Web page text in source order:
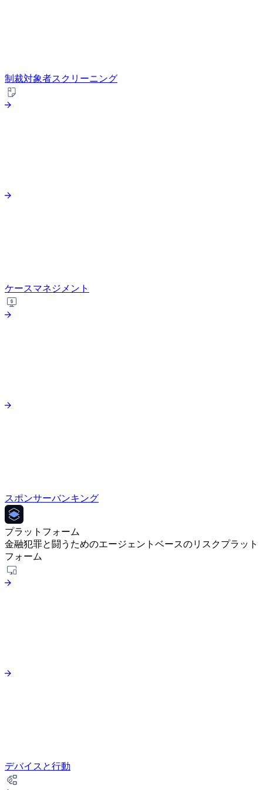
制裁対象者スクリーニング
ケースマネジメント
スポンサーバンキング
プラットフォーム
金融犯罪と闘うためのエージェントベースのリスクプラット
フォーム
デバイスと行動